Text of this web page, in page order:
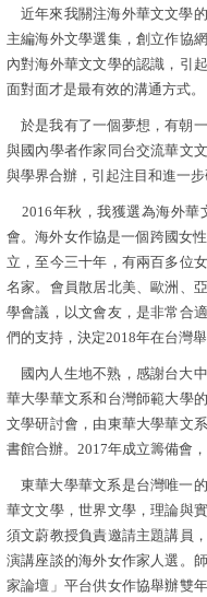
近年來我關注海外華文文學
主編海外文學選集，創立作協
內對海外華文文學的認識，引
面對面才是最有效的溝通方式。
於是我有了一個夢想，有朝
與國內學者作家同台交流華文
與學界合辦，引起注目和進一步
2016年秋，我獲選為海外華
會。海外女作協是一個跨國女
立，至今三十年，有兩百多位
名家。會員散居北美、歐洲、
學會議，以文會友，是非常合
們的支持，決定2018年在台灣舉
國內人生地不熟，感謝台大
華大學華文系和台灣師範大學
文學研討會，由東華大學華文
書館合辦。2017年成立籌備會
東華大學華文系是台灣唯一
華文文學，世界文學，理論與
須文蔚教授負責邀請主題講員
演講座談的海外女作家人選。
家論壇」平台供女作協舉辦雙